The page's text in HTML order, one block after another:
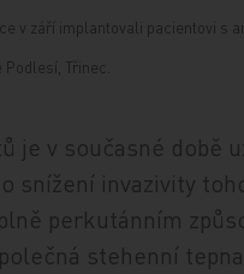
v září implantovali pacientovi s
Třinec.
je v současné době
snížení invazivity
perkutánním
stehenní